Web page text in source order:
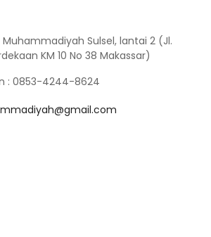
Sulsel, lantai 2 (Jl.
KM 10 No 38 Makassar)
: 0853-4244-8624